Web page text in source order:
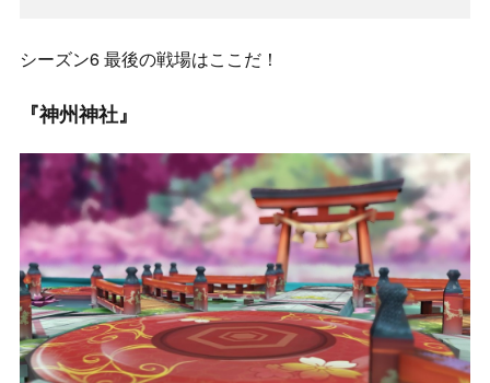
シーズン6 最後の戦場はここだ！
『神州神社』